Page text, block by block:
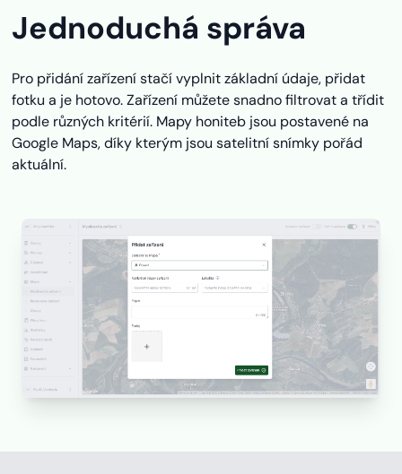
Jednoduchá správa
Pro přidání zařízení stačí vyplnit základní údaje, přidat
fotku a je hotovo. Zařízení můžete snadno filtrovat a třídit
podle různých kritérií. Mapy honiteb jsou postavené na
Google Maps, díky kterým jsou satelitní snímky pořád
aktuální.